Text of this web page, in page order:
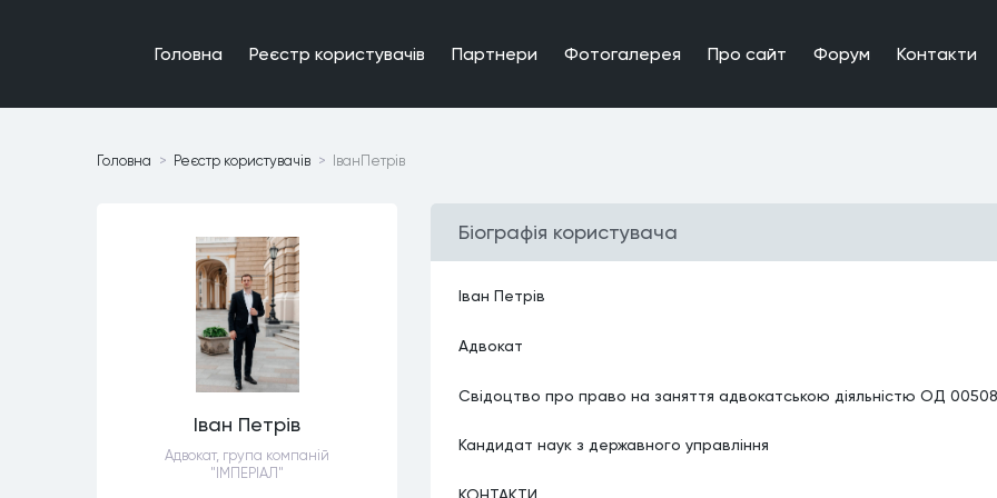
Головна Реєстр користувачiв Партнери Фотогалерея Про сайт Форум Контакти
Головна Реєстр користувачiв ІванПетрів
Іван Петрів
Адвокат, група компаній
"ІМПЕРІАЛ"
Бiографiя користувача
Іван Петрів
Адвокат
Свідоцтво про право на заняття адвокатською діяльністю ОД
Кандидат наук з державного управління